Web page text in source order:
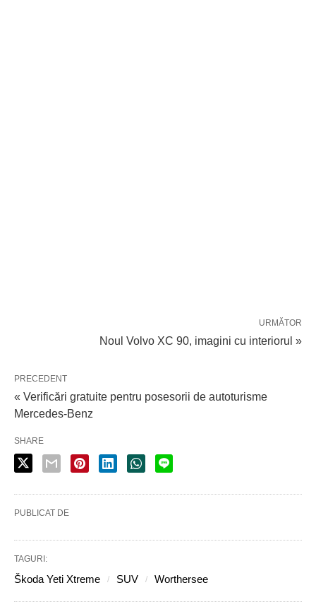
URMĂTOR
Noul Volvo XC 90, imagini cu interiorul »
PRECEDENT
« Verificări gratuite pentru posesorii de autoturisme
Mercedes-Benz
SHARE
PUBLICAT DE
TAGURI:
Škoda Yeti Xtreme SUV Worthersee